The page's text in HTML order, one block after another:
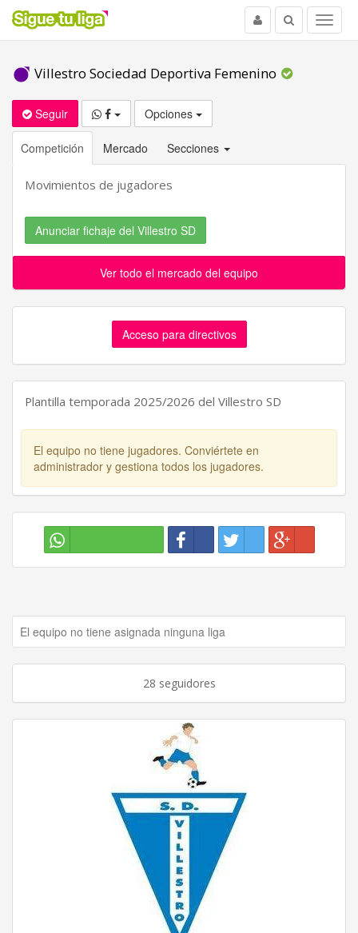
Menu
Buscar
Usuario
Villestro Sociedad Deportiva Femenino
Seguir Opciones
Competición Mercado Secciones
Movimientos de jugadores
Anunciar fichaje del Villestro SD
Ver todo el mercado del equipo
Acceso para directivos
Plantilla temporada 2025/2026 del Villestro SD
El equipo no tiene jugadores. Conviértete en
administrador y gestiona todos los jugadores.
El equipo no tiene asignada ninguna liga
28 seguidores